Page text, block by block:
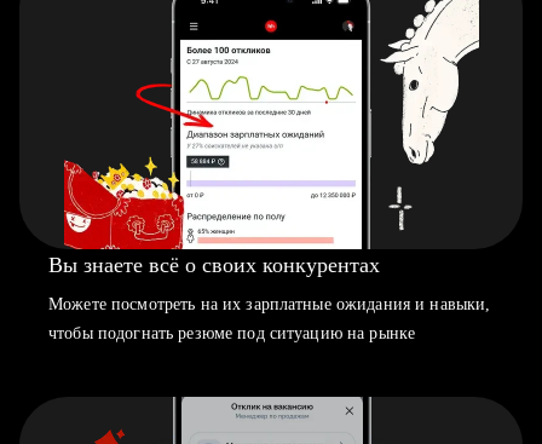
Вы знаете всё о своих конкурентах
Можете посмотреть на их зарплатные ожидания и навыки,
чтобы подогнать резюме под ситуацию на рынке